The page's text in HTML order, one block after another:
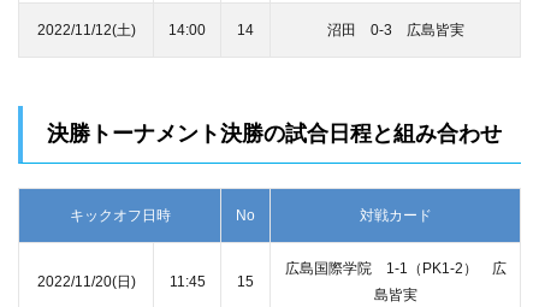
2022/11/12(土) 14:00 14 沼田 0‐3 広島皆実
決勝トーナメント決勝の試合日程と組み合わせ
キックオフ日時 No 対戦カード
2022/11/20(日) 11:45 15
広島国際学院 1‐1（PK1-2） 広
島皆実